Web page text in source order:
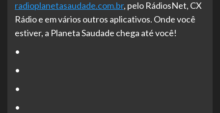
radioplanetasaudade.com.br, pelo RádiosNet, CX
Rádio e em vários outros aplicativos. Onde você
estiver, a Planeta Saudade chega até você!
•
•
•
•